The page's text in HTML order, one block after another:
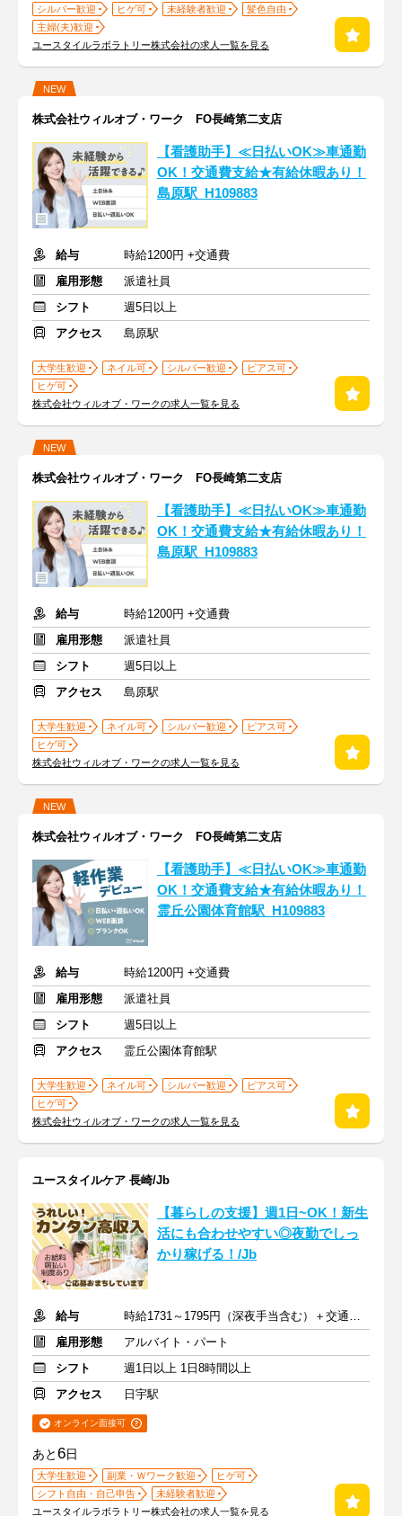
シルバー歓迎 ヒゲ可 未経験者歓迎
髪色自由
主婦(夫)歓迎
ユースタイルラボラトリー株式会社の求人一覧を見る
NEW
株式会社ウィルオブ・ワーク FO長崎第二支店
【看護助手】≪日払いOK≫車通勤
OK！交通費支給★有給休暇あり！
島原駅_H109883
給与
時給1200円 +交通費
雇用形態
派遣社員
シフト
週5日以上
アクセス
島原駅
大学生歓迎 ネイル可 シルバー歓迎
ピアス可
ヒゲ可
株式会社ウィルオブ・ワークの求人一覧を見る
NEW
株式会社ウィルオブ・ワーク FO長崎第二支店
【看護助手】≪日払いOK≫車通勤
OK！交通費支給★有給休暇あり！
島原駅_H109883
給与
時給1200円 +交通費
雇用形態
派遣社員
シフト
週5日以上
アクセス
島原駅
大学生歓迎 ネイル可 シルバー歓迎
ピアス可
ヒゲ可
株式会社ウィルオブ・ワークの求人一覧を見る
NEW
株式会社ウィルオブ・ワーク FO長崎第二支店
【看護助手】≪日払いOK≫車通勤
OK！交通費支給★有給休暇あり！
霊丘公園体育館駅_H109883
給与
時給1200円 +交通費
雇用形態
派遣社員
シフト
週5日以上
アクセス
霊丘公園体育館駅
大学生歓迎 ネイル可 シルバー歓迎
ピアス可
ヒゲ可
株式会社ウィルオブ・ワークの求人一覧を見る
ユースタイルケア 長崎/Jb
【暮らしの支援】週1日~OK！新生
活にも合わせやすい◎夜勤でしっ
かり稼げる！/Jb
給与
時給1731～1795円（深夜手当含む）＋交通費支給
雇用形態
アルバイト・パート
シフト
週1日以上 1日8時間以上
アクセス
日宇駅
オンライン面接可
あと6日
大学生歓迎 副業・Ｗワーク歓迎
ヒゲ可
シフト自由・自己申告
未経験者歓迎
ユースタイルラボラトリー株式会社の求人一覧を見る